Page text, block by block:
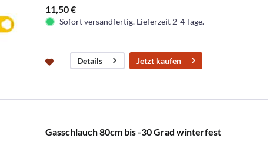
11,50 €
Sofort versandfertig. Lieferzeit 2-4 Tage.
Details Jetzt kaufen
Gasschlauch 80cm bis -30 Grad winterfest